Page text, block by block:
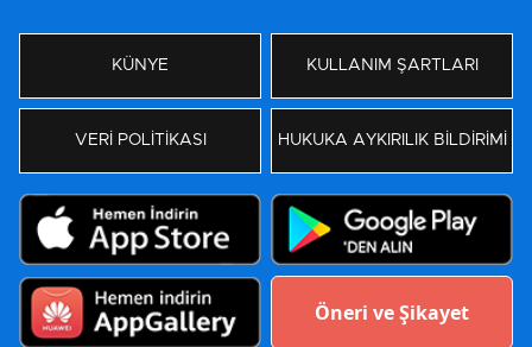
KÜNYE KULLANIM ŞARTLARI
VERİ POLİTİKASI HUKUKA AYKIRILIK BİLDİRİMİ
Öneri ve Şikayet